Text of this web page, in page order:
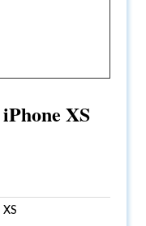
XS
XS